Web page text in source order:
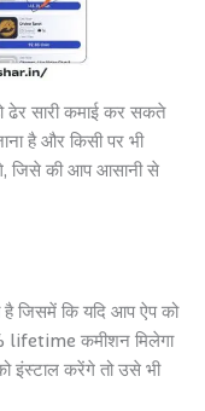
सारी कमाई कर सकते
है और किसी पर भी
जिसे की आप आसानी से
जिसमें कि यदि आप ऐप को
lifetime कमीशन मिलेगा
इंस्टाल करेंगे तो उसे भी